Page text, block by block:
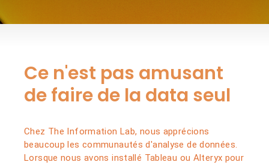
Ce n'est pas amusant
de faire de la data seul
Chez The Information Lab, nous apprécions
beaucoup les communautés d'analyse de données.
Lorsque nous avons installé Tableau ou Alteryx pour